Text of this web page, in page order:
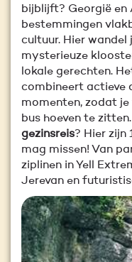
bijblijft? Georgië en
bestemmingen
cultuur. Hier wandel
mysterieuze
lokale gerechten.
combineert actieve
momenten, zodat je
bus hoeven te
gezinsreis? Hier zijn
mag missen! Van
ziplinen in Yell
Jerevan en